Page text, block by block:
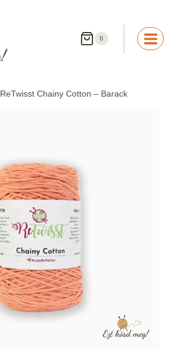
0
ReTwisst Chainy Cotton – Barack